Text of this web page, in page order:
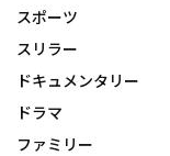
スポーツ
スリラー
ドキュメンタリー
ドラマ
ファミリー